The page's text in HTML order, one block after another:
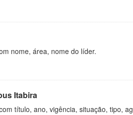
nome, área, nome do líder.
Itabira
título, ano, vigência, situação, tipo,